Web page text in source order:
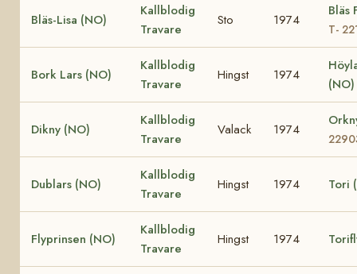
Bläs-Lisa (NO)
Kallblodig
Travare
Sto 1974
Bläs
T-
Bork Lars (NO)
Kallblodig
Travare
Hingst 1974
(NO)
Dikny (NO)
Kallblodig
Travare
Valack 1974
Dublars (NO)
Kallblodig
Travare
Hingst 1974 Tori
Flyprinsen (NO)
Kallblodig
Travare
Hingst 1974